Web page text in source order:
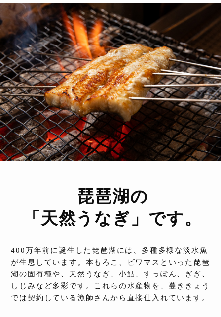
琵琶湖の
「天然うなぎ」です。
400万年前に誕生した琵琶湖には、多種多様な淡水魚
が生息しています。本もろこ、ビワマスといった琵琶
湖の固有種や、天然うなぎ、小鮎、すっぽん、ぎぎ、
しじみなど多彩です。これらの水産物を、蔓ききょう
では契約している漁師さんから直接仕入れています。